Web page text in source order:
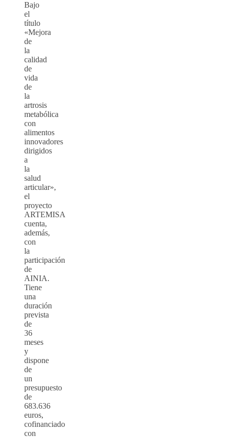
Bajo
el
título
«Mejora
de
la
calidad
de
vida
de
la
artrosis
metabólica
con
alimentos
innovadores
dirigidos
a
la
salud
articular»,
el
proyecto
ARTEMISA
cuenta,
además,
con
la
participación
de
AINIA.
Tiene
una
duración
prevista
de
36
meses
y
dispone
de
un
presupuesto
de
683.636
euros,
cofinanciado
con